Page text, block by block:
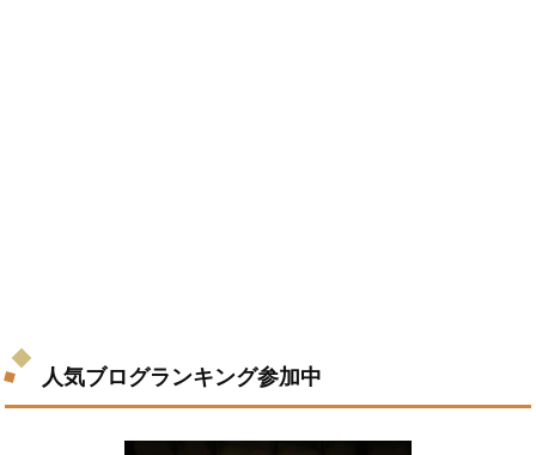
人気ブログランキング参加中